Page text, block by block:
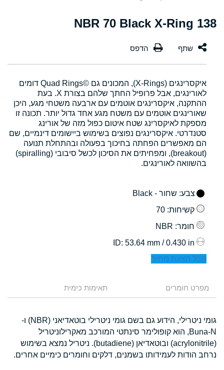
138 NBR 70 Black X-Ring
איקסרינגים (X-Rings), המכונים גם Quad Rings©‎ דומים
לאורינגים, אבל פרופיל החתך שלהם בצורת X. בעת
ההתקנה, איקסרינגים אוטמים עם ארבעה משטחי מגע, היכן
שאורינגים אוטמים עם משטח מגע אחד גדול יותר. תכונה זו
מספקת לאיקסרינג שטח איטום כפול מזה של אורינג
סטנדרטי. איקסרינגים נפוצים בשימוש ביישומים דינמיים, שם
הם מאפשרים הפחתה בחיכוך בפעולה ובהתחלת תנועה
(breakout), ומפחיתים את הסיכון לכשל סיבובי (spiralling)
בהשוואה לאורינגים.
צבע: שחור - Black
קשיחות: 70
חומר: NBR
: 53.64 mm / 0.430 in
קבל הצעת מחיר
מפרט חומרים תאימות כימית
גומי ניטרילי, הידוע גם בשם גומי ניטרילי בוטאדיאני (NBR) ו-
Buna-N, הוא קופולימר סינתטי המורכב מאקרילוניטריל
(acrylonitrile) ובוטאדיאן (butadiene). ניטריל נמצא בשימוש
נרחב הודות לעמידותו בשמנים, דלקים וחומרים כימיים אחרים.